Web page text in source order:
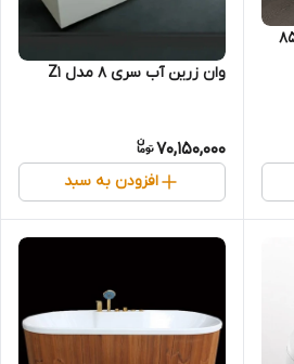
وان زرین آب سری 8 مدل Z1
70,150,000
افزودن به سبد